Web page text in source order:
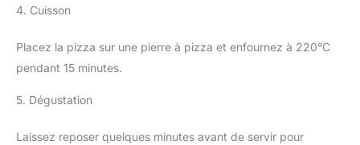
4. Cuisson
Placez la pizza sur une pierre à pizza et enfournez à 220°C
pendant 15 minutes.
5. Dégustation
Laissez reposer quelques minutes avant de servir pour